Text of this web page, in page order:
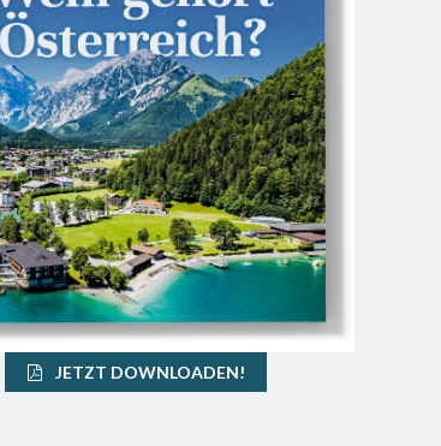
JETZT DOWNLOADEN!